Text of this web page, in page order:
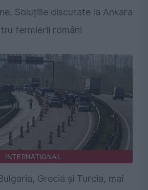
Soluțiile discutate la Ankara
fermierii români
INTERNATIONAL
Grecia și Turcia, mai